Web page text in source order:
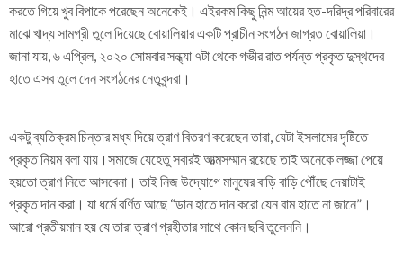
করতে গিয়ে খুব বিপাকে পরেছেন অনেকেই। এইরকম কিছু নিন্ম আয়ের হত-দরিদ্র পরিবারের
মাঝে খাদ্য সামগ্রী তুলে দিয়েছে বোয়ালিয়ার একটি প্রাচীন সংগঠন জাগ্রত বোয়ালিয়া।
জানা যায়, ৬ এপ্রিল, ২০২০ সোমবার সন্ধ্যা ৭টা থেকে গভীর রাত পর্যন্ত প্রকৃত দুস্থদের
হাতে এসব তুলে দেন সংগঠনের নেতৃবৃন্দরা।
একটু ব্যতিক্রম চিন্তার মধ্য দিয়ে ত্রাণ বিতরণ করেছেন তারা, যেটা ইসলামের দৃষ্টিতে
প্রকৃত নিয়ম বলা যায়।সমাজে যেহেতু সবারই আত্মসম্মান রয়েছে তাই অনেকে লজ্জা পেয়ে
হয়তো ত্রাণ নিতে আসবেনা। তাই নিজ উদ্যোগে মানুষের বাড়ি বাড়ি পৌঁছে দেয়াটাই
প্রকৃত দান করা। যা ধর্মে বর্ণিত আছে “ডান হাতে দান করো যেন বাম হাতে না জানে”।
আরো প্রতীয়মান হয় যে তারা ত্রাণ গ্রহীতার সাথে কোন ছবি তুলেননি।